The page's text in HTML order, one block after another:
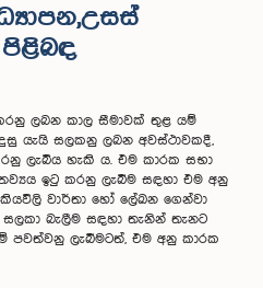
ලබන කාල සීමාවක් තුළ යම්
යැයි සලකනු ලබන අවස්ථාවකදී,
ලැබිය හැකි ය. එම කාරක සභා
ඉටු කරනු ලැබීම සඳහා එම අනු
වාර්තා හෝ ලේඛන ගෙන්වා
බැලීම සඳහා තැනින් තැනට
පවත්වනු ලැබීමටත්, එම අනු කාරක